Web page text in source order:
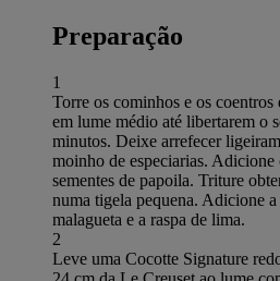
Preparação
1
Torre os cominhos e os
em lume médio até libertarem o
minutos. Deixe arrefecer
moinho de especiarias. Adicione
sementes de papoila. Triture
numa tigela pequena. Adicione
malagueta e a raspa de lima.
2
Leve uma Cocotte Signature